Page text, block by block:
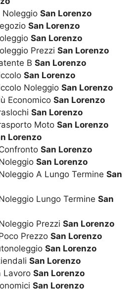
Noleggio San Lorenzo
San Lorenzo
San Lorenzo
Prezzi San Lorenzo
B San Lorenzo
San Lorenzo
Noleggio San Lorenzo
Economico San Lorenzo
San Lorenzo
Moto San Lorenzo
Lorenzo
San Lorenzo
San Lorenzo
A Lungo Termine San
Lungo Termine San
Prezzi San Lorenzo
Prezzo San Lorenzo
San Lorenzo
San Lorenzo
Lavoro San Lorenzo
San Lorenzo